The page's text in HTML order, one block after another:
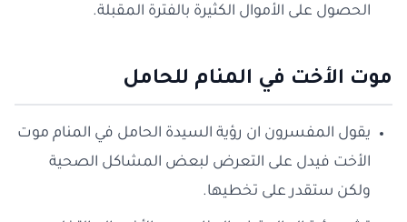
الحصول على الأموال الكثيرة بالفترة المقبلة.
موت الأخت في المنام للحامل
يقول المفسرون ان رؤية السيدة الحامل في المنام موت
الأخت فيدل على التعرض لبعض المشاكل الصحية
ولكن ستقدر على تخطيها.